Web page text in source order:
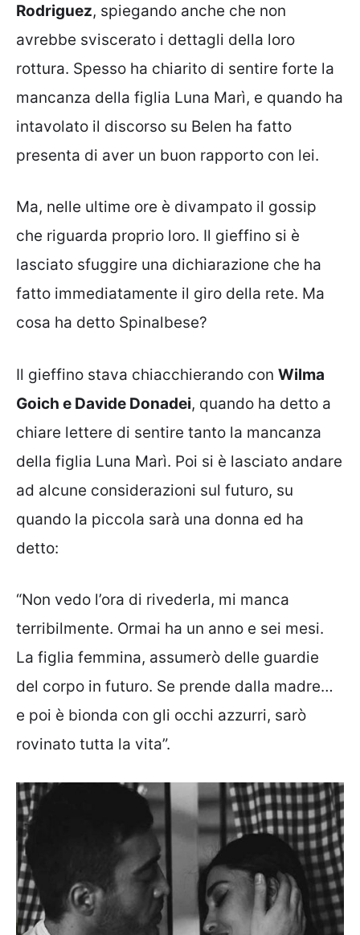
Rodriguez, spiegando anche che non
avrebbe sviscerato i dettagli della loro
rottura. Spesso ha chiarito di sentire forte la
mancanza della figlia Luna Marì, e quando ha
intavolato il discorso su Belen ha fatto
presenta di aver un buon rapporto con lei.
Ma, nelle ultime ore è divampato il gossip
che riguarda proprio loro. Il gieffino si è
lasciato sfuggire una dichiarazione che ha
fatto immediatamente il giro della rete. Ma
cosa ha detto Spinalbese?
Il gieffino stava chiacchierando con Wilma
Goich e Davide Donadei, quando ha detto a
chiare lettere di sentire tanto la mancanza
della figlia Luna Marì. Poi si è lasciato andare
ad alcune considerazioni sul futuro, su
quando la piccola sarà una donna ed ha
detto:
“Non vedo l’ora di rivederla, mi manca
terribilmente. Ormai ha un anno e sei mesi.
La figlia femmina, assumerò delle guardie
del corpo in futuro. Se prende dalla madre…
e poi è bionda con gli occhi azzurri, sarò
rovinato tutta la vita”.